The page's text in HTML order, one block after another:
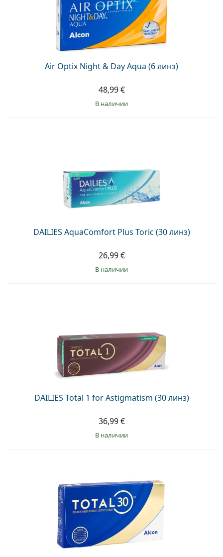
Air Optix Night & Day Aqua (6 линз)
48,99 €
в наличии
DAILIES AquaComfort Plus Toric (30 линз)
26,99 €
в наличии
DAILIES Total 1 for Astigmatism (30 линз)
36,99 €
в наличии